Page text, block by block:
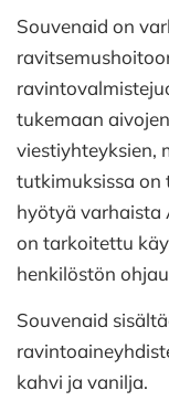
Souvenaid on
tukemaan
viestiyhteyksien,
tutkimuksissa on
hyötyä varhaista
on tarkoitettu
henkilöstön
Souvenaid
kahvi ja vanilja.